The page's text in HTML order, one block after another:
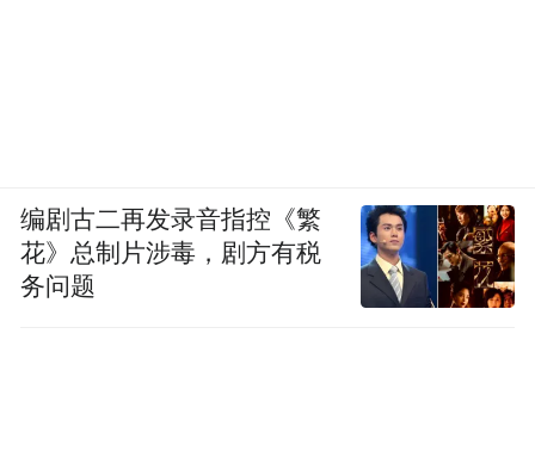
编剧古二再发录音指控《繁
花》总制片涉毒，剧方有税
务问题